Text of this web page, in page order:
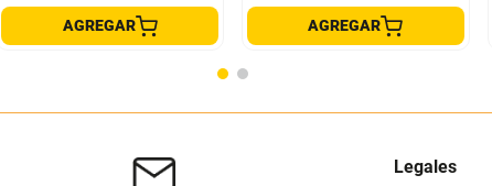
AGREGAR AGREGAR
Legales